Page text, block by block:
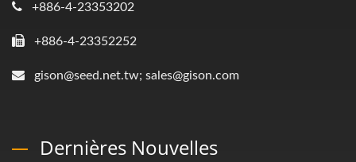
+886-4-23353202
+886-4-23352252
gison@seed.net.tw; sales@gison.com
Dernières Nouvelles